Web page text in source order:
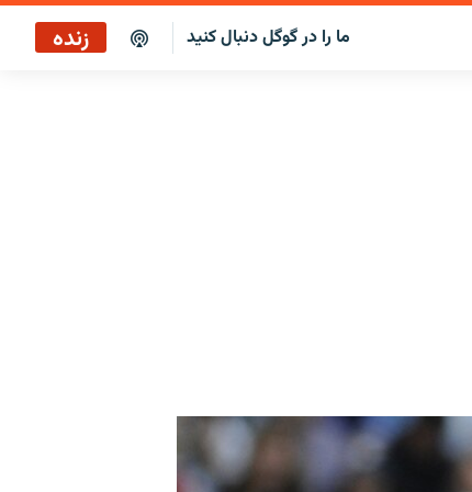
ما را در گوگل دنبال کنید زنده